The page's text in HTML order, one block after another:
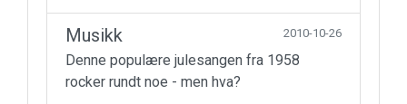
Musikk 2010-10-26
Denne populære julesangen fra 1958
rocker rundt noe - men hva?